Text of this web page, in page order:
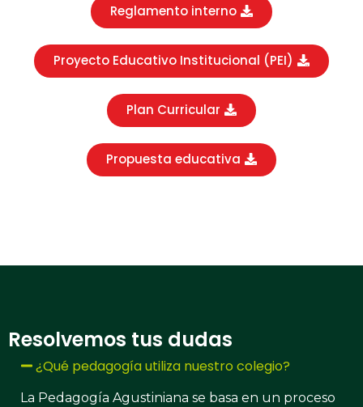
Reglamento interno
Proyecto Educativo Institucional (PEI)
Plan Curricular
Propuesta educativa
Resolvemos tus dudas
¿Qué pedagogía utiliza nuestro colegio?
La Pedagogía Agustiniana se basa en un proceso